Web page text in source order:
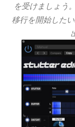
を受けましょう
移行を開始した